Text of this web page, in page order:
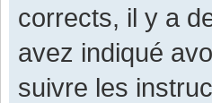
corrects, il y a
avez indiqué
suivre les